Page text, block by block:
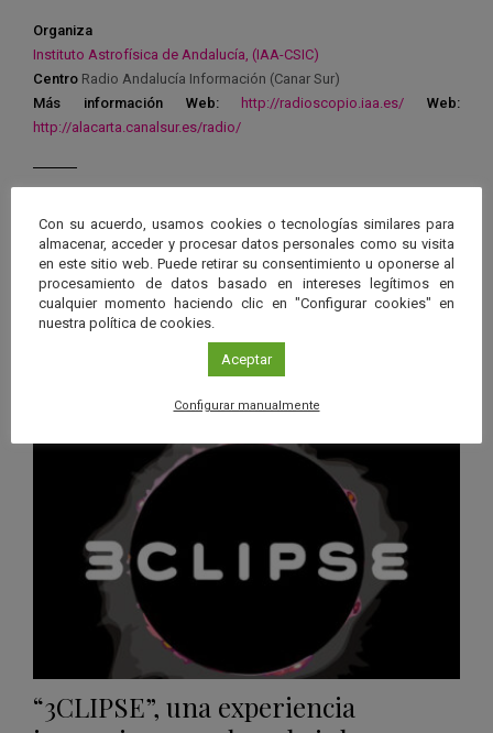
Organiza
Instituto Astrofísica de Andalucía, (IAA-CSIC)
Centro Radio Andalucía Información (Canar Sur)
Más información
Web: http://radioscopio.iaa.es/
Web:
http://alacarta.canalsur.es/radio/
Próximos eventos Ver más
26 JUN 2026 - 26 ENE 2028
Planetario/Gérgal
Sevilla
“3CLIPSE”, una experiencia
Con su acuerdo, usamos cookies o tecnologías similares para
almacenar, acceder y procesar datos personales como su visita
en este sitio web. Puede retirar su consentimiento u oponerse al
procesamiento de datos basado en intereses legítimos en
cualquier momento haciendo clic en "Configurar cookies" en
nuestra política de cookies.
Aceptar
Configurar manualmente